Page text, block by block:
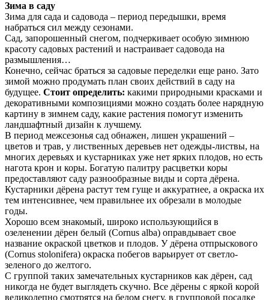
Зима в саду
Зима для сада и садовода – период передышки, время
набраться сил между сезонами.
Сад, запорошенный снегом, подчеркивает особую зимнюю
красоту садовых растений и настраивает садовода на
размышления…
Конечно, сейчас браться за садовые переделки еще рано. Зато
зимой можно продумать план своих действий в саду на
будущее. Стоит определить: какими природными красками и
декоративными композициями можно создать более нарядную
картину в зимнем саду, какие растения помогут изменить
ландшафтный дизайн к лучшему.
В период межсезонья сад обнажен, лишен украшений –
цветов и трав, у лиственных деревьев нет одежды-листвы, на
многих деревьях и кустарниках уже нет ярких плодов, но есть
нагота крон и коры. Богатую палитру расцветки коры
предоставляют саду разнообразные виды и сорта дёрена.
Кустарники дёрена растут тем гуще и аккуратнее, а окраска их
тем интенсивнее, чем правильнее их обрезали в молодые
годы.
Хорошо всем знакомый, широко использующийся в
озеленении дёрен белый (Cornus alba) оправдывает свое
название окраской цветков и плодов. У дёрена отпрыскового
(Cornus stolonifera) окраска побегов варьирует от светло-
зеленого до желтого.
С группой таких замечательных кустарников как дёрен, сад
никогда не будет выглядеть скучно. Все дёрены с яркой корой
великолепно смотрятся на белом снегу, в групповой посадке